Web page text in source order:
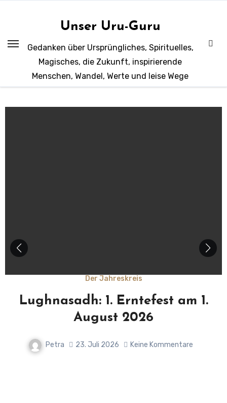
Unser Uru-Guru
Gedanken über Ursprüngliches, Spirituelles,
Magisches, die Zukunft, inspirierende
Menschen, Wandel, Werte und leise Wege
Der Jahreskreis
Lughnasadh: 1. Erntefest am 1.
August 2026
Petra 23. Juli 2026 Keine Kommentare